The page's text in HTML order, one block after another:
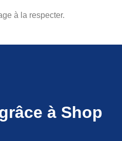
à la respecter.
à Shop